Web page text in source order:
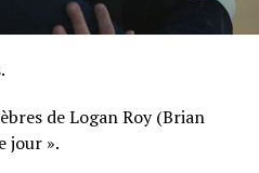
de Logan Roy (Brian
jour ».